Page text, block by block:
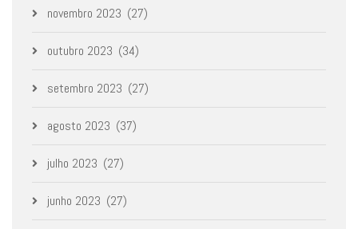
novembro 2023 (27)
outubro 2023 (34)
setembro 2023 (27)
agosto 2023 (37)
julho 2023 (27)
junho 2023 (27)